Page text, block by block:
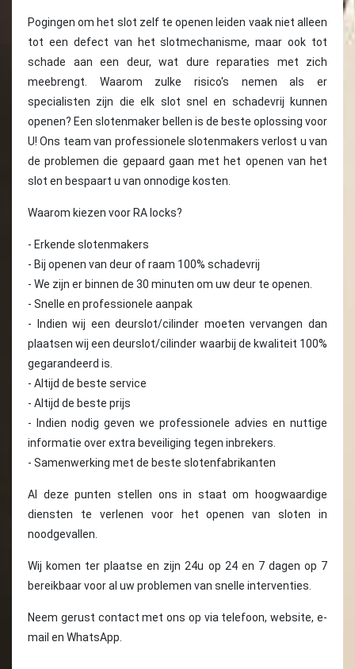
Pogingen om het slot zelf te openen leiden vaak niet alleen
tot een defect van het slotmechanisme, maar ook tot
schade aan een deur, wat dure reparaties met zich
meebrengt. Waarom zulke risico's nemen als er
specialisten zijn die elk slot snel en schadevrij kunnen
openen? Een slotenmaker bellen is de beste oplossing voor
U! Ons team van professionele slotenmakers verlost u van
de problemen die gepaard gaan met het openen van het
slot en bespaart u van onnodige kosten.
Waarom kiezen voor RA locks?
- Erkende slotenmakers
- Bij openen van deur of raam 100% schadevrij
- We zijn er binnen de 30 minuten om uw deur te openen.
- Snelle en professionele aanpak
- Indien wij een deurslot/cilinder moeten vervangen dan
plaatsen wij een deurslot/cilinder waarbij de kwaliteit 100%
gegarandeerd is.
- Altijd de beste service
- Altijd de beste prijs
- Indien nodig geven we professionele advies en nuttige
informatie over extra beveiliging tegen inbrekers.
- Samenwerking met de beste slotenfabrikanten
Al deze punten stellen ons in staat om hoogwaardige
diensten te verlenen voor het openen van sloten in
noodgevallen.
Wij komen ter plaatse en zijn 24u op 24 en 7 dagen op 7
bereikbaar voor al uw problemen van snelle interventies.
Neem gerust contact met ons op via telefoon, website, e-
mail en WhatsApp.